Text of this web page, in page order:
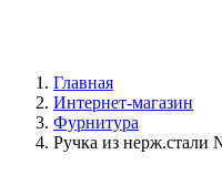
Главная
Интернет-магазин
Фурнитура
Ручка из нерж.стали